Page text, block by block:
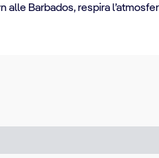
Barbados, respira